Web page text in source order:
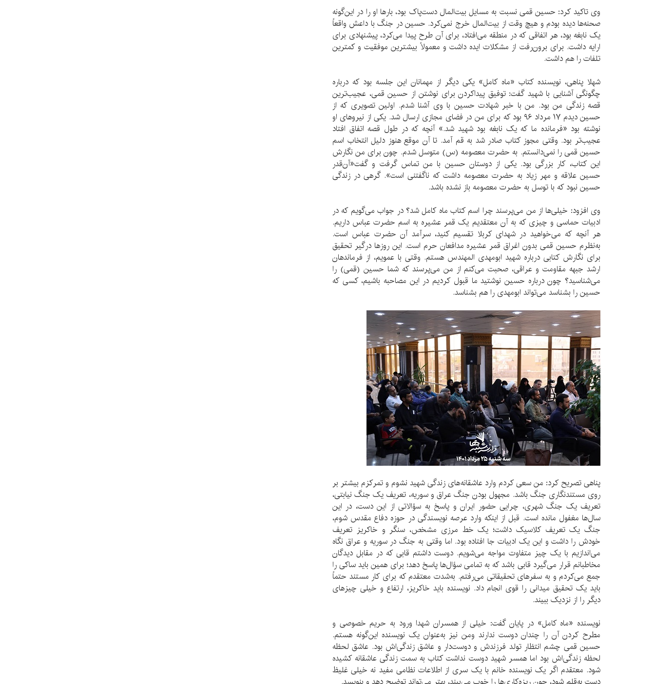
وی تاکید کرد: حسین قمی نسبت به مسایل بیت‌المال دست‌پاک بود، بار‌ها او را در این‌گونه
صحنه‌ها دیده بودم و هیچ وقت از بیت‌المال خرج نمی‌کرد. حسین در جنگ با داعش واقعاً
یک نابغه بود، هر اتفاقی که در منطقه می‌افتاد، برای آن طرح پیدا می‌کرد، پیشنهادی برای
ارایه داشت. برای برون‌رفت از مشکلات ایده داشت و معمولاً بیشترین موفقیت و کمترین
تلفات را هم داشت.
شهلا پناهی، نویسنده کتاب «ماه کامل» یکی دیگر از مهمانان این جلسه بود که درباره
چگونگی آشنایی با شهید گفت: توفیق پیداکردن برای نوشتن از حسین قمی، عجیب‌ترین
قصه زندگی من بود‌. من با خبر شهادت حسین با وی آشنا شدم. اولین تصویری که از
حسین دیدم ۱۷ مرداد ۹۶ بود که برای من در فضای مجازی ارسال شد. یکی از نیرو‌های او
نوشته بود «فرمانده ما که یک نابغه بود شهید شد.» آنچه که در طول قصه اتفاق افتاد
عجیب‌تر بود. وقتی مجوز کتاب صادر شد به قم آمد. تا آن موقع هنوز دلیل انتخاب اسم
حسین قمی را نمی‌دانستم. به حضرت معصومه (س) متوسل شدم. چون برای من نگارش
این کتاب، کار بزرگی بود. یکی از دوستان حسین با من تماس گرفت و گفت«آن‌قدر
حسین علاقه و مهر زیاد به حضرت معصومه داشت که ناگفتنی است». گرهی در زندگی
حسین نبود که با توسل به حضرت معصومه باز نشده باشد.
وی افزود: خیلی‌ها از من می‌پرسند چرا اسم کتاب ماه کامل شد؟ در جواب می‌گویم که در
ادبیات حماسی و چیزی که به آن معتقدیم یک قمر عشیره به اسم حضرت عباس داریم.
هر آنچه که می‌خواهید در شهدای کربلا تقسیم کنید، سرآمد آن حضرت عباس است.
به‌نظرم حسین قمی بدون اغراق قمر عشیره مدافعان حرم است. این روز‌ها درگیر تحقیق
برای نگارش کتابی درباره شهید ابومهدی المهندس هستم. وقتی با عمویم، از فرماندهان
ارشد جبهه مقاومت و عراقی، صحبت می‌کنم از من می‌پرسند که شما حسین (قمی) را
می‌شناسید؟ چون درباره حسین نوشتید ما قبول کردیم در این مصاحبه باشیم، کسی که
حسین را بشناسد می‌تواند ابومهدی را هم بشناسد.
پناهی تصریح کرد: من سعی کردم وارد عاشقانه‌های زندگی شهید نشوم و تمرکزم بیشتر بر
روی مستندنگاری جنگ باشد. مجهول بودن جنگ عراق و سوریه، تعریف یک جنگ نیابتی،
تعریف یک جنگ شهری، چرایی حضور ایران و پاسخ به سؤالاتی از این دست، در این
سال‌ها مغفول مانده است. قبل از اینکه وارد عرصه نویسندگی در حوزه دفاع مقدس شوم،
جنگ یک تعریف کلاسیک داشت؛ یک خط مرزی مشخص، سنگر و خاکریز تعریف
خودش را داشت و این یک ادبیات جا افتاده بود. اما وقتی به جنگ در سوریه و عراق نگاه
می‌اندازیم با یک چیز متفاوت مواجه می‌شویم. دوست داشتم قابی که در مقابل دیدگان
مخاطبانم قرار می‌گیرد قابی باشد که به تمامی سؤال‌ها پاسخ دهد؛ برای همین باید ساکی را
جمع می‌کردم و به سفر‌های تحقیقاتی می‌رفتم. به‌شدت معتقدم که برای کار مستند حتماً
باید یک تحقیق میدانی را قوی انجام داد. نویسنده باید خاکریز، ارتفاع و خیلی چیز‌های
دیگر را از نزدیک ببیند.
نویسنده «ماه کامل» در پایان گفت: خیلی از همسران شهدا ورود به حریم خصوصی و
مطرح کردن آن را چندان دوست ندارند ومن نیز به‌عنوان یک‌ نویسنده این‌گونه هستم.
حسین قمی چشم انتظار تولد فرزندش و دوست‌دار و عاشق زندگی‌اش بود. عاشق لحظه
‌لحظه زندگی‌اش بود اما همسر شهید دوست نداشت کتاب به سمت زندگی عاشقانه کشیده
شود. معتقدم اگر یک نویسنده خانم با یک سری از اطلاعات نظامی مفید نه خیلی غلیظ